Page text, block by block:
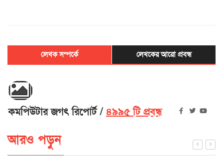
লেখক সম্পর্কে লেখকের আরো প্রবন্ধ
কমপিউটার জগৎ রিপোর্ট ৪৯৯৫ টি প্রবন্ধ
আরও পড়ুন
European Commission in Talks with OpenAI, Anthropic